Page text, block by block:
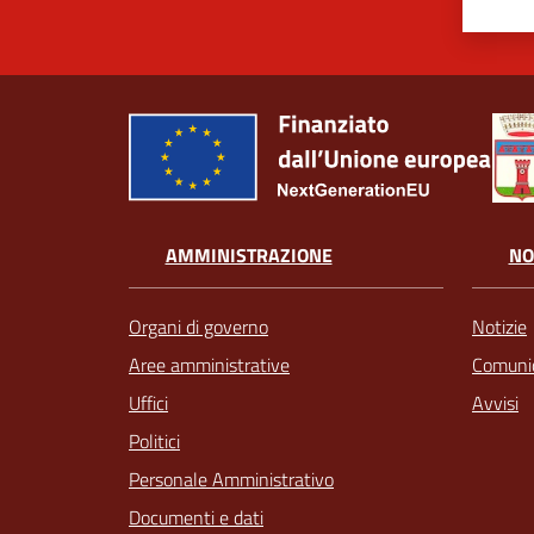
AMMINISTRAZIONE
Organi di governo
Aree amministrative
Uffici
Politici
Personale Amministrativo
Documenti e dati
Notizie
Avvisi